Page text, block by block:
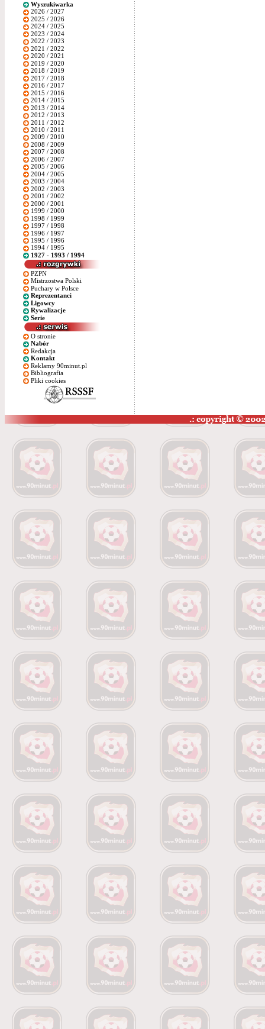
Wyszukiwarka
2026 / 2027
2025 / 2026
2024 / 2025
2023 / 2024
2022 / 2023
2021 / 2022
2020 / 2021
2019 / 2020
2018 / 2019
2017 / 2018
2016 / 2017
2015 / 2016
2014 / 2015
2013 / 2014
2012 / 2013
2011 / 2012
2010 / 2011
2009 / 2010
2008 / 2009
2007 / 2008
2006 / 2007
2005 / 2006
2004 / 2005
2003 / 2004
2002 / 2003
2001 / 2002
2000 / 2001
1999 / 2000
1998 / 1999
1997 / 1998
1996 / 1997
1995 / 1996
1994 / 1995
1927 - 1993 / 1994
PZPN
Mistrzostwa Polski
Puchary w Polsce
Reprezentanci
Ligowcy
Rywalizacje
Serie
O stronie
Nabór
Redakcja
Kontakt
Reklamy 90minut.pl
Bibliografia
Pliki cookies